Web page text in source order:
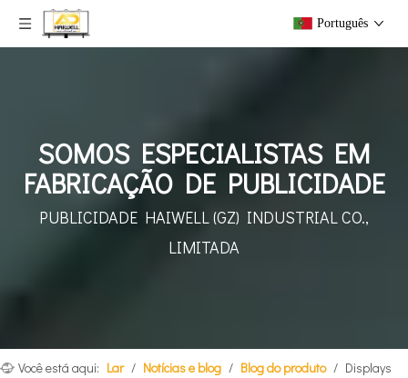
Português
SOMOS ESPECIALISTAS EM
FABRICAÇÃO DE PUBLICIDADE
PUBLICIDADE HAIWELL (GZ) INDUSTRIAL CO.,
LIMITADA
Você está aqui: Lar / Notícias e blog / Blog do produto / Displays